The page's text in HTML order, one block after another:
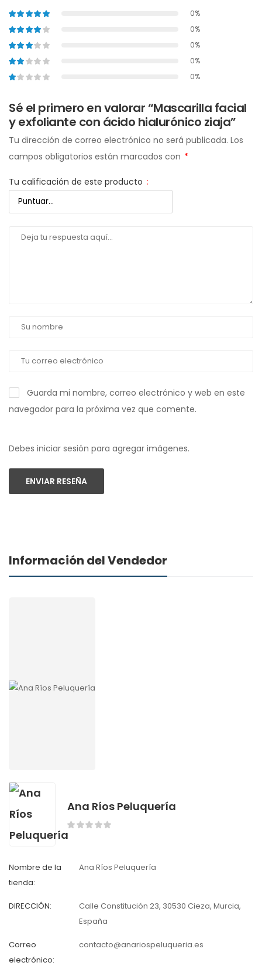
0%
0%
0%
0%
0%
Sé el primero en valorar “Mascarilla facial
y exfoliante con ácido hialurónico ziaja”
Tu dirección de correo electrónico no será publicada. Los
campos obligatorios están marcados con *
Tu calificación de este producto :
Guarda mi nombre, correo electrónico y web en este
navegador para la próxima vez que comente.
Debes iniciar sesión para agregar imágenes.
ENVIAR RESEÑA
Información del Vendedor
Ana Ríos Peluquería
Nombre de la
tienda:
Ana Ríos Peluquería
DIRECCIÓN:
Calle Constitución 23, 30530 Cieza, Murcia,
España
Correo
electrónico:
contacto@anariospeluqueria.es